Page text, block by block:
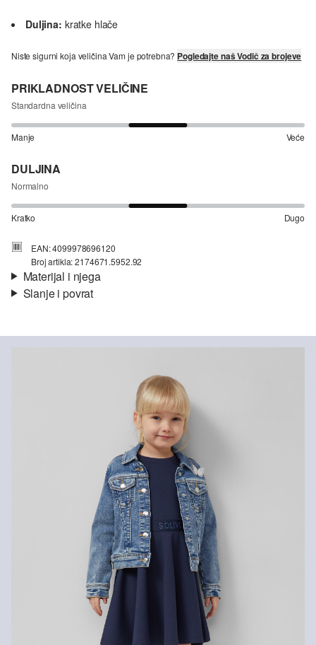
Duljina: kratke hlače
Niste sigurni koja veličina Vam je potrebna? Pogledajte naš Vodič za brojeve
PRIKLADNOST VELIČINE
Standardna veličina
Manje Veće
DULJINA
Normalno
Kratko Dugo
EAN: 4099978696120
Broj artikla: 2174671.5952.92
Materijal i njega
Nije prikladno za izbjeljivanje sredstvom na bazi klora
Nije prikladno za sušilicu
Ne glačati vrućim glačalom
Nije prikladno za kemijsko čišćenje
Slanje i povrat
Vaša će narudžba biti poslana u roku od 4-8 radna dana putem
Hrvatska pošta-a. Standardna dostava košta 4,95 €.
Svoje artikle nam možete besplatno vratiti u roku od 14 dana.